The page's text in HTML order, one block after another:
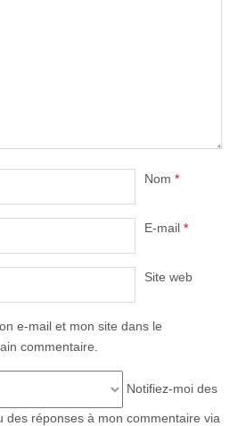
Nom *
E-mail *
Site web
e-mail et mon site dans le
commentaire.
Notifiez-moi des
des réponses à mon commentaire via